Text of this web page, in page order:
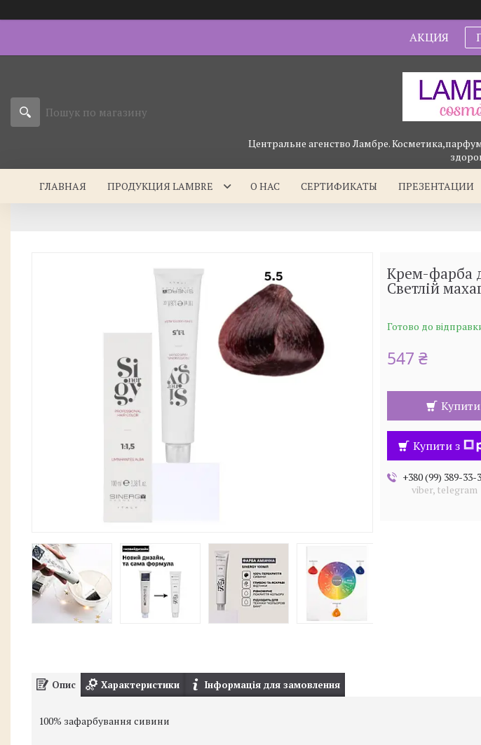
АКЦИЯ
Центральне агенство Ламбре.
ГЛАВНАЯ ПРОДУКЦИЯ LAMBRE О НАС СЕРТИФИКАТЫ ПРЕЗЕНТАЦИИ
Крем-фарба
Светлій
Готово до
547 ₴
Купити
Купити з
+380 (99) 389-33-
viber, telegram
Опис Характеристики Інформація для замовлення
100% зафарбування сивини